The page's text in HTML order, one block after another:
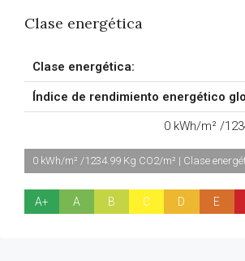
Clase energética
Clase energética:
Índice de rendimiento energético
0 kWh/m² /
A+ A B C D E
0 kWh/m² /1234.99 Kg CO2/m² | Clase